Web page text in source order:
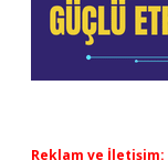
Reklam ve İletişim: